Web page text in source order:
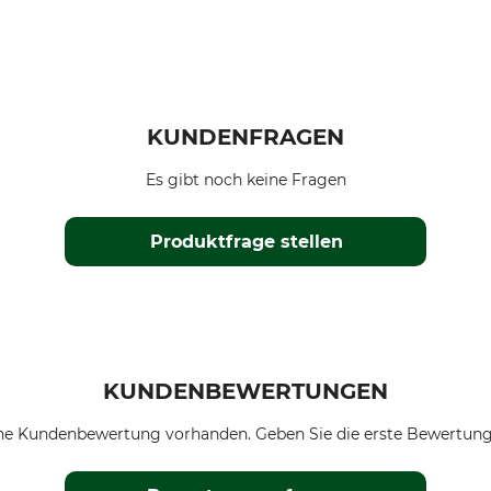
KUNDENFRAGEN
Produktfrage stellen
Es gibt noch keine Fragen
KUNDENBEWERTUNGEN
Kundenbewertung vorhanden. Geben Sie die erste